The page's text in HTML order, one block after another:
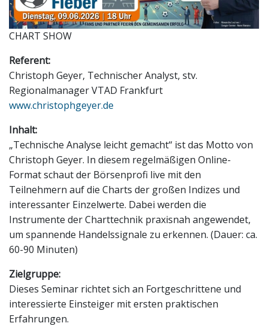
CHART SHOW
Referent:
Christoph Geyer, Technischer Analyst, stv.
Regionalmanager VTAD Frankfurt
www.christophgeyer.de
Inhalt:
„Technische Analyse leicht gemacht“ ist das Motto von
Christoph Geyer. In diesem regelmäßigen Online-
Format schaut der Börsenprofi live mit den
Teilnehmern auf die Charts der großen Indizes und
interessanter Einzelwerte. Dabei werden die
Instrumente der Charttechnik praxisnah angewendet,
um spannende Handelssignale zu erkennen. (Dauer: ca.
60-90 Minuten)
Zielgruppe:
Dieses Seminar richtet sich an Fortgeschrittene und
interessierte Einsteiger mit ersten praktischen
Erfahrungen.